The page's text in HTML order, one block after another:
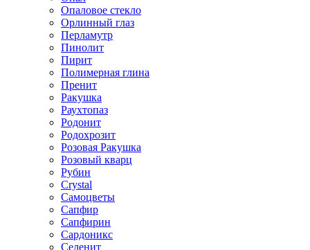
Опаловое стекло
Орлинный глаз
Перламутр
Пинолит
Пирит
Полимерная глина
Пренит
Ракушка
Раухтопаз
Родонит
Родохрозит
Розовая Ракушка
Розовый кварц
Рубин
Сrystal
Самоцветы
Сапфир
Сапфирин
Сардоникс
Селенит